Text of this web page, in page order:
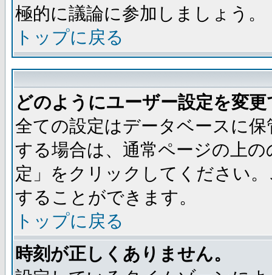
極的に議論に参加しましょう。
トップに戻る
どのようにユーザー設定を変
全ての設定はデータベースに
する場合は、通常ページの上
定」をクリックしてください
することができます。
トップに戻る
時刻が正しくありません。